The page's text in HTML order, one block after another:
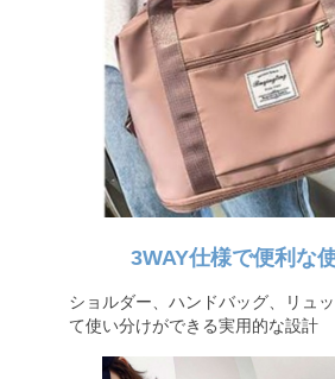
3WAY仕様で便利な
ショルダー、ハンドバッグ、リュ
て使い分けができる実用的な設計